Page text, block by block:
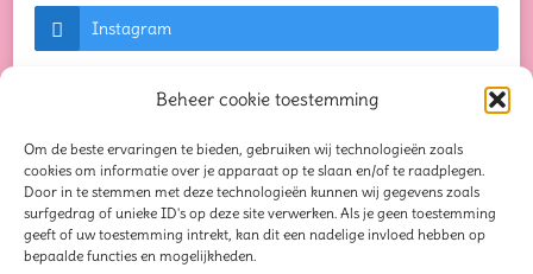
Beheer cookie toestemming
Om de beste ervaringen te bieden, gebruiken wij technologieën zoals
cookies om informatie over je apparaat op te slaan en/of te raadplegen.
Door in te stemmen met deze technologieën kunnen wij gegevens zoals
surfgedrag of unieke ID's op deze site verwerken. Als je geen toestemming
geeft of uw toestemming intrekt, kan dit een nadelige invloed hebben op
bepaalde functies en mogelijkheden.
Instagram
© Auteursrechten 2026Creaties waar je blij van
wordt.... Alle rechten voorbehouden. Chic Lite |
Ontwikkeld doorRara Themes. Mogelijk